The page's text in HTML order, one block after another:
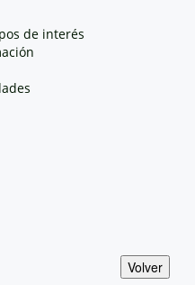
de interés
Volver